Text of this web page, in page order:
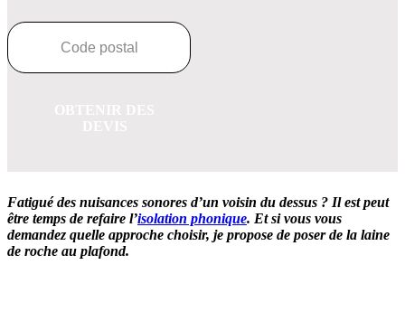
Fatiguédes nuisances sonores d’un voisin du dessus ? Il est peut
être temps de refaire l’isolation phonique. Et si vous vous
demandez quelle approche choisir, je propose de poser de la laine
de roche au plafond.